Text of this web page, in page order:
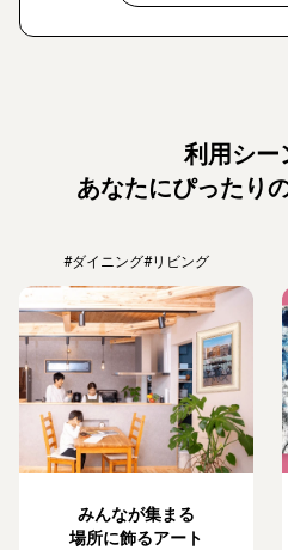
利用シー
あなたにぴったり
#ダイニング#リビング
みんなが集まる
場所に飾るアート